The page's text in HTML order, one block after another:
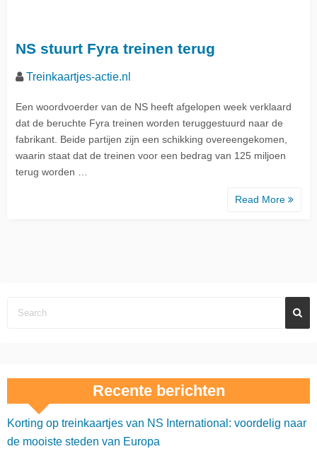
NS stuurt Fyra treinen terug
Treinkaartjes-actie.nl
Een woordvoerder van de NS heeft afgelopen week verklaard
dat de beruchte Fyra treinen worden teruggestuurd naar de
fabrikant. Beide partijen zijn een schikking overeengekomen,
waarin staat dat de treinen voor een bedrag van 125 miljoen
terug worden …
Read More
Recente berichten
Korting op treinkaartjes van NS International: voordelig naar
de mooiste steden van Europa